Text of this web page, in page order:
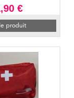
€
produit